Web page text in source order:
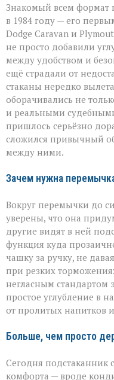
Знакомый всем формат
в 1984 году — его
Dodge Caravan и
не просто добавили
между удобством и
ещё страдали от
стаканы нередко
оборачивались не
и реальными
пришлось серьёзно
сложился привычный
между ними.
Зачем нужна
Вокруг перемычки до
уверены, что она
другие видят в ней
функция куда
чашку за ручку, не
при резких
негласным стандартом
простое углубление в
от пролитых напитков
Больше, чем просто
Сегодня подстаканник
комфорта — вроде